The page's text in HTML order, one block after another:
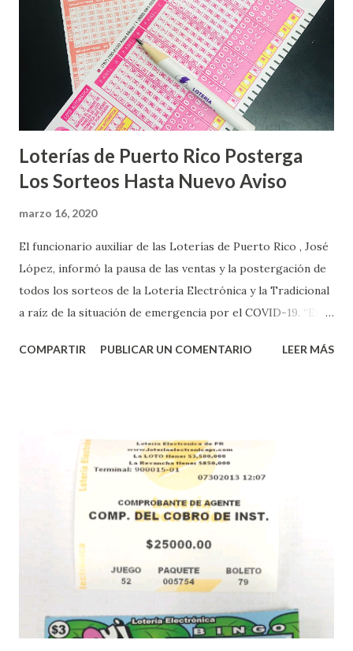
Loterías de Puerto Rico Posterga
Los Sorteos Hasta Nuevo Aviso
marzo 16, 2020
El funcionario auxiliar de las Loterías de Puerto Rico , José
López, informó la pausa de las ventas y la postergación de
todos los sorteos de la Lotería Electrónica y la Tradicional
a raíz de la situación de emergencia por el COVID-19. “En
proteger la salud de nuestros empleados, vendedores y
instantáneos”, indicó López. Sobre el sorteo de Powerball,
López explicó que el mismo se continuará realizando en los
Estados Unidos y los jugadores podrán conocer los
números ganadores del mismo a través de la página
aquellos con jugadas anticipadas de los sorteos locales (
Loto, Revancha, Pega 2, Pega 3 Pega 4 ) se les informará
Mientras, que l...
COMPARTIR PUBLICAR UN COMENTARIO LEER MÁS